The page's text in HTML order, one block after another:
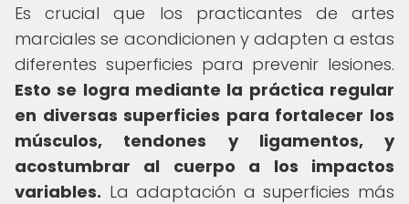
Es crucial que los practicantes de artes
marciales se acondicionen y adapten a estas
diferentes superficies para prevenir lesiones.
Esto se logra mediante la práctica regular
en diversas superficies para fortalecer los
músculos, tendones y ligamentos, y
acostumbrar al cuerpo a los impactos
variables. La adaptación a superficies más